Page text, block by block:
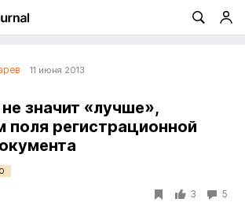
11 июня 2013
значит «лучше»,
поля регистрационной
3 5